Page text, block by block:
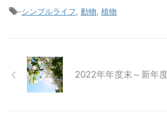
-シンプルライフ, 動物, 植物
2022年年度末～新年